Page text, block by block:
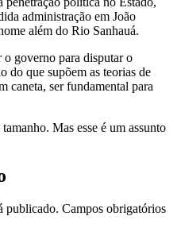
administração em João
além do Rio Sanhauá.
governo para disputar o
do que supõem as teorias de
caneta, ser fundamental para
Mas esse é um assunto
publicado. Campos obrigatórios